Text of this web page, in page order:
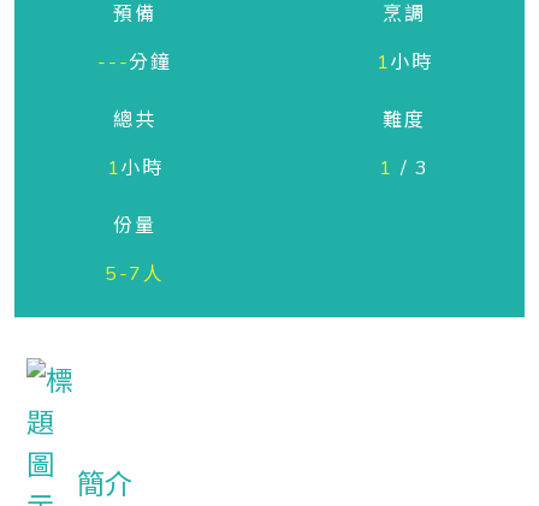
預備
---分鐘
烹調
1小時
總共
1小時
難度
1 / 3
份量
5-7人
簡介